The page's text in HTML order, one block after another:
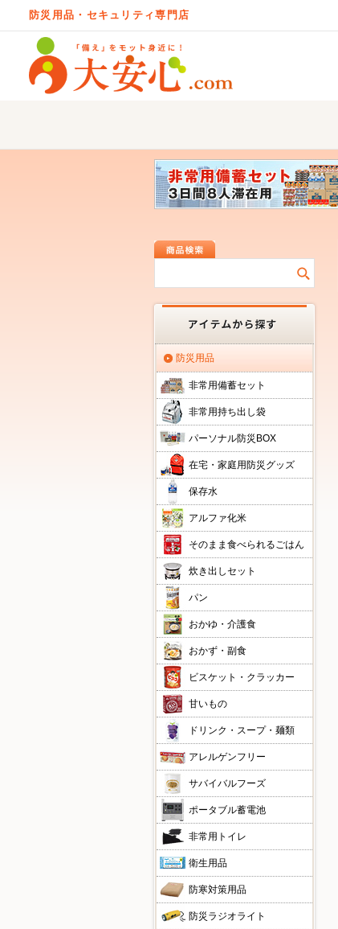
防災用品・セキュリティ専門店
防災用品
非常用備蓄セット
非常用持ち出し袋
パーソナル防災BOX
在宅・家庭用防災グッズ
保存水
アルファ化米
そのまま食べられるごはん
炊き出しセット
パン
おかゆ・介護食
おかず・副食
ビスケット・クラッカー
甘いもの
ドリンク・スープ・麺類
アレルゲンフリー
サバイバルフーズ
ポータブル蓄電池
非常用トイレ
衛生用品
防寒対策用品
防災ラジオライト